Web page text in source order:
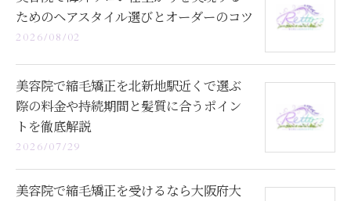
ためのヘアスタイル選びとオーダーのコツ
2026/08/02
美容院で縮毛矯正を北新地駅近くで選ぶ
際の料金や持続期間と髪質に合うポイン
トを徹底解説
2026/07/29
美容院で縮毛矯正を受けるなら大阪府大